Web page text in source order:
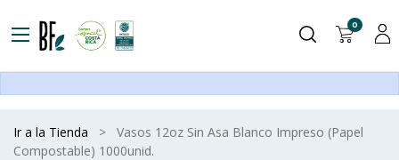
0
Ir a la Tienda
Vasos 12oz Sin Asa Blanco Impreso (Papel
Compostable) 1000unid.